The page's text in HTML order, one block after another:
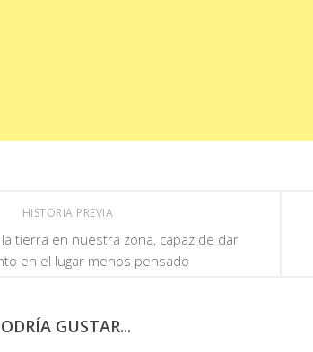
HISTORIA PREVIA
tierra en nuestra zona, capaz de dar
en el lugar menos pensado
GUSTAR...